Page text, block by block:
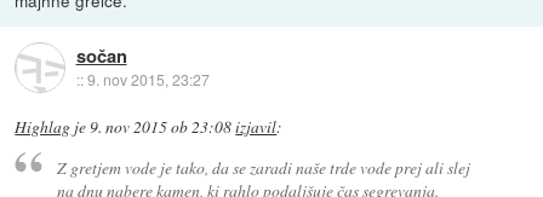
sočan
::9. nov 2015, 23:27
Highlag je9. nov 2015 ob 23:08izjavil:
Z gretjem vode je tako, da se zaradi naše trde vode prej ali slej
na dnu nabere kamen, ki rahlo podaljšuje čas segrevanja.